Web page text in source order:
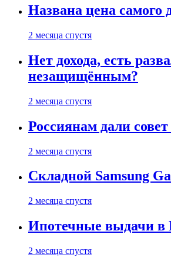
Названа цена самого
2 месяца спустя
Нет дохода, есть
незащищённым?
2 месяца спустя
Россиянам дали
2 месяца спустя
Складной Samsung
2 месяца спустя
Ипотечные выдачи в
2 месяца спустя